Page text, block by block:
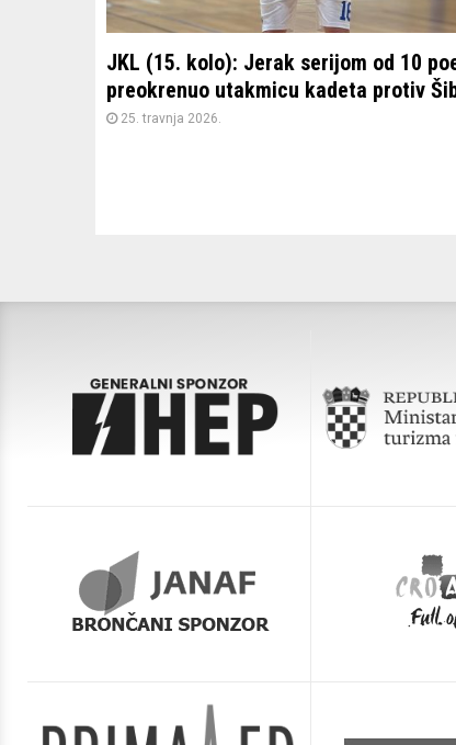
JKL (15. kolo): Jerak serijom od 10
preokrenuo utakmicu kadeta protiv
25. travnja 2026.